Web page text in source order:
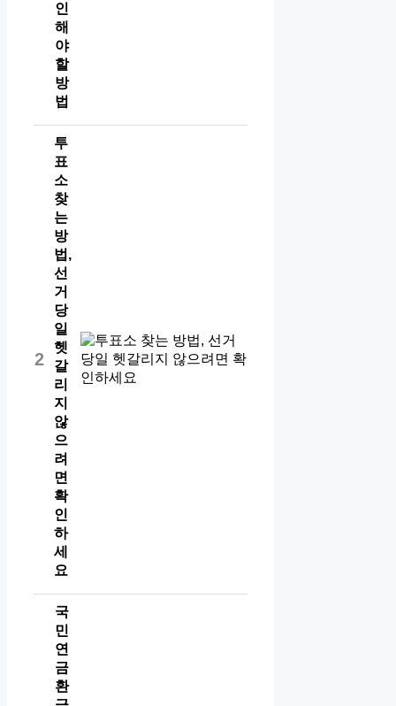
인
해
야
할
방
법
2
투
표
소
찾
는
방
법,
선
거
당
일
헷
갈
리
지
않
으
려
면
확
인
하
세
요
국
민
연
금
환